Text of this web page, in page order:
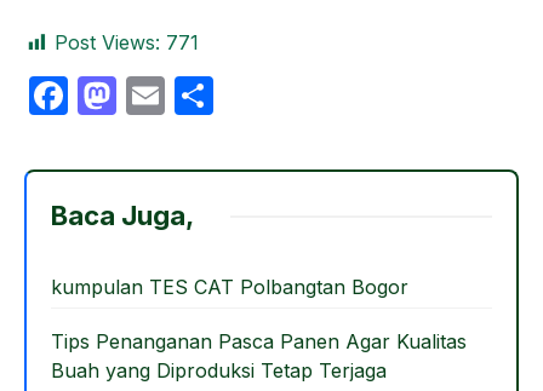
Post Views: 771
F
c
e
o
o
k
M
st
o
o
n
E
ail ar
Baca Juga,
kumpulan TES CAT Polbangtan Bogor
Tips Penanganan Pasca Panen Agar Kualitas
Buah yang Diproduksi Tetap Terjaga